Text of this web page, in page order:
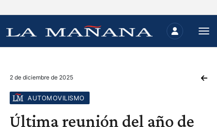
2 de diciembre de 2025
AUTOMOVILISMO
Última reunión del año de